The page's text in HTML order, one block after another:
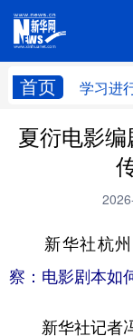
首页 学习进
学习进行时
科技
文化
访谈
夏衍电影编
新华社杭州
察：电影剧本如
新华社记者